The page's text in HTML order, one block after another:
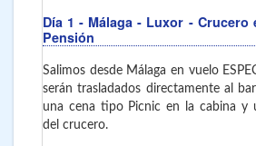
Día 1 - Málaga - Luxor - Crucero
Pensión
Salimos desde Málaga en vuelo
serán trasladados directamente al
una cena tipo Picnic en la cabina y
del crucero.